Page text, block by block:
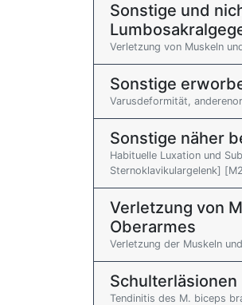
Sonstige und
Verletzung von Muskeln
Sonstige
Varusdeformität,
Sonstige näher
Habituelle Luxation und
Sternoklavikulargelenk]
Verletzung von
Oberarmes
Verletzung der Muskeln
Schulterläsionen
Tendinitis des M. biceps